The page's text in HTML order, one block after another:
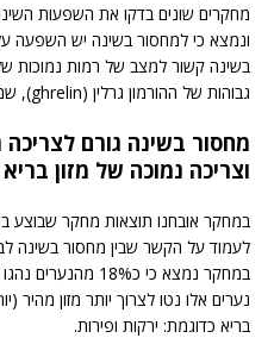
ונמצא כי למחסור בשינה יש השפעה
גבוהות של ההורמון גרלין (ghrelin), שמביא להגברת תחושת הרעב.
מחסור בשינה גורם לצריכה
וצריכה נמוכה של מזון בריא
לעמוד על הקשר שבין מחסור בשינה
נערים אלו נטו לצרוך יותר מזון מהיר
בריא כדוגמת: ירקות ופירות.